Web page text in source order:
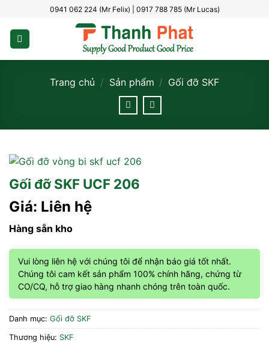
dung
0941 062 224 (Mr Felix) | 0917 788 785 (Mr Lucas)
Trang chủ / Sản phẩm / Gối đỡ SKF
Gối đỡ SKF UCF 206
Giá: Liên hệ
Hàng sẵn kho
Vui lòng liên hệ với chúng tôi để nhận báo giá tốt nhất.
Chúng tôi cam kết sản phẩm 100% chính hãng, chứng từ
CO/CQ, hỗ trợ giao hàng nhanh chóng trên toàn quốc.
Danh mục: Gối đỡ SKF
Thương hiệu: SKF